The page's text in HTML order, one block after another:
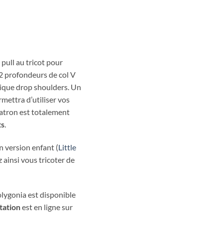
pull au tricot pour
profondeurs de col V
drop shoulders. Un
d’utiliser vos
est totalement
.
version enfant (Little
ainsi vous tricoter de
est disponible
est en ligne sur